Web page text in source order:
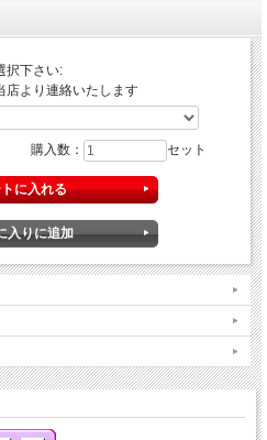
択下さい:
店より連絡いたします
購入数： セット